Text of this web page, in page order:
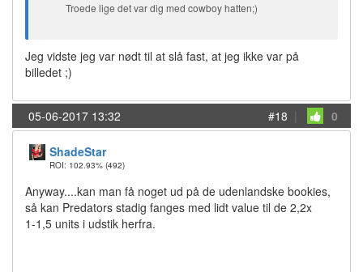
Troede lige det var dig med cowboy hatten;)
Jeg vidste jeg var nødt til at slå fast, at jeg ikke var på
billedet ;)
05-06-2017 13:32 #18 | 0
ShadeStar
ROI: 102.93% (492)
Anyway....kan man få noget ud på de udenlandske bookies,
så kan Predators stadig fanges med lidt value til de 2,2x
1-1,5 units i udstik herfra.